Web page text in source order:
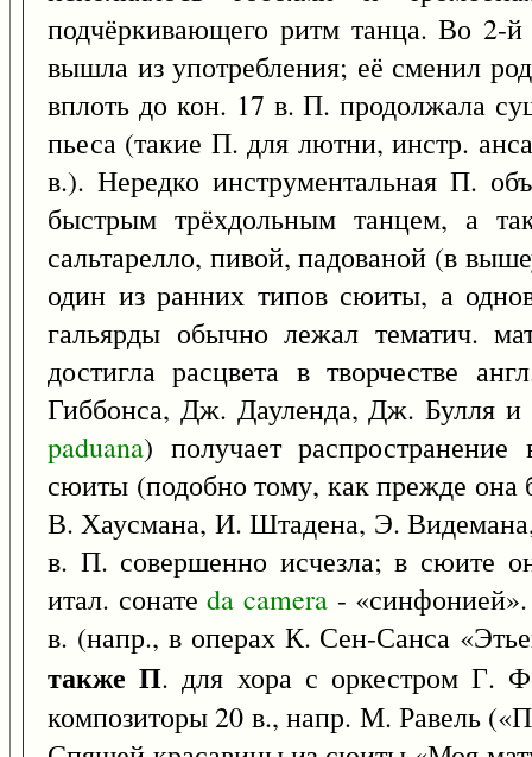
подчёркивающего ритм танца. Во 2-
вышла из употребления; её сменил
вплоть до кон. 17 в. П. продолжала
пьеса (такие П. для лютни, инстр.
в.). Нередко инструментальная П.
быстрым трёхдольным танцем, а
сальтарелло, пивой, падованой (в
один из ранних типов сюиты, а
гальярды обычно лежал тематич.
достигла расцвета в творчестве
Гиббонса, Дж. Дауленда, Дж. Булля
paduana) получает
сюиты (подобно тому, как прежде она
В. Хаусмана, И. Штадена, Э.
в. П. совершенно исчезла; в сюите
итал. сонатеda camera- «синфонией».
в. (напр., в операх К. Сен-Санса
также П. для хора с оркестром Г.
композиторы 20 в., напр. М. Равель